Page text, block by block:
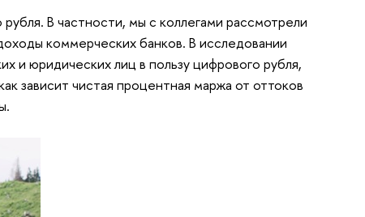
В частности, мы с коллегами рассмотрели
коммерческих банков. В исследовании
и юридических лиц в пользу цифрового рубля,
зависит чистая процентная маржа от оттоков